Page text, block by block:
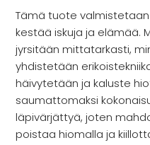
Tämä tuote valmistetaan
kestää iskuja ja elämää.
jyrsitään mittatarkasti,
yhdistetään
häivytetään ja kaluste
saumattomaksi
läpivärjättyä, joten
poistaa hiomalla ja